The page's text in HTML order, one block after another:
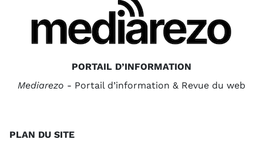
PORTAIL D’INFORMATION
Mediarezo - Portail d’information & Revue du web
PLAN DU SITE